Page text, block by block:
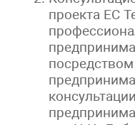
проекта ЕС